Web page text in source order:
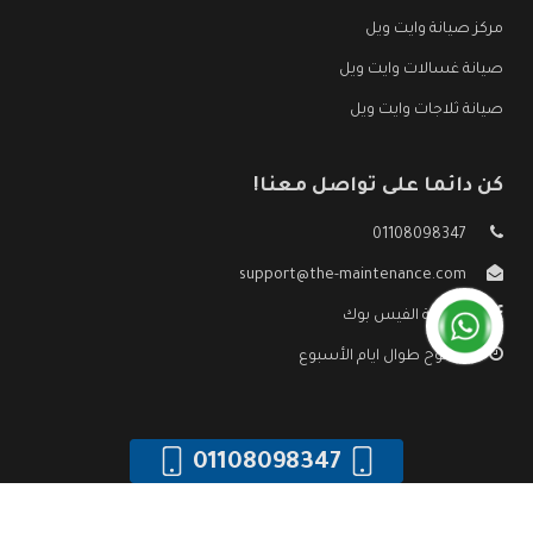
مركز صيانة وايت ويل
صيانة غسالات وايت ويل
صيانة ثلاجات وايت ويل
كن دائما على تواصل معنا!
01108098347
support@the-maintenance.com
صفحة الفيس بوك
مفتوح طوال ايام الأسبوع
01108098347